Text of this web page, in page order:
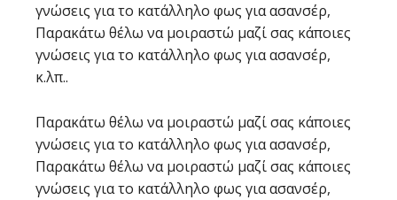
γνώσεις για το κατάλληλο φως για ασανσέρ,
Παρακάτω θέλω να μοιραστώ μαζί σας κάποιες
γνώσεις για το κατάλληλο φως για ασανσέρ,
κ.λπ..
Παρακάτω θέλω να μοιραστώ μαζί σας κάποιες
γνώσεις για το κατάλληλο φως για ασανσέρ,
Παρακάτω θέλω να μοιραστώ μαζί σας κάποιες
γνώσεις για το κατάλληλο φως για ασανσέρ,